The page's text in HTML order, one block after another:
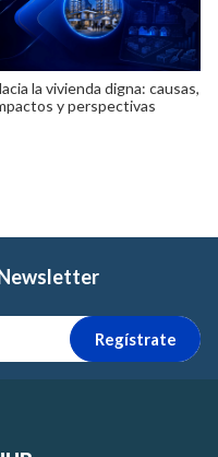
la vivienda digna: causas,
y perspectivas
Regístrate